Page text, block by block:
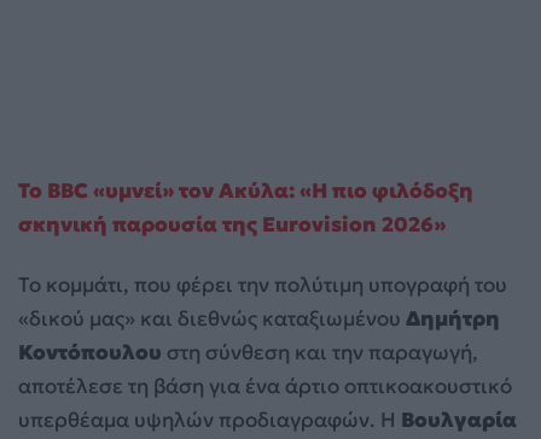
Το BBC «υμνεί» τον Ακύλα: «Η πιο φιλόδοξη
σκηνική παρουσία της Eurovision 2026»
Το κομμάτι, που φέρει την πολύτιμη υπογραφή του
«δικού μας» και διεθνώς καταξιωμένου Δημήτρη
Κοντόπουλου στη σύνθεση και την παραγωγή,
αποτέλεσε τη βάση για ένα άρτιο οπτικοακουστικό
υπερθέαμα υψηλών προδιαγραφών. Η Βουλγαρία